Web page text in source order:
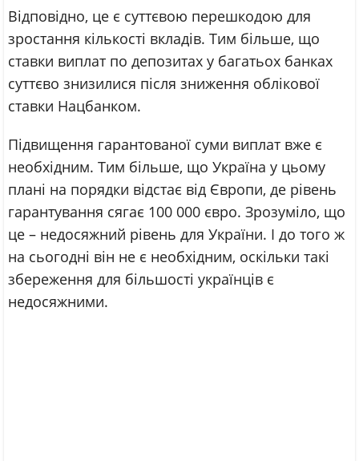
Відповідно, це є суттєвою перешкодою для
зростання кількості вкладів. Тим більше, що
ставки виплат по депозитах у багатьох банках
суттєво знизилися після зниження облікової
ставки Нацбанком.
Підвищення гарантованої суми виплат вже є
необхідним. Тим більше, що Україна у цьому
плані на порядки відстає від Європи, де рівень
гарантування сягає 100 000 євро. Зрозуміло, що
це – недосяжний рівень для України. І до того ж
на сьогодні він не є необхідним, оскільки такі
збереження для більшості українців є
недосяжними.